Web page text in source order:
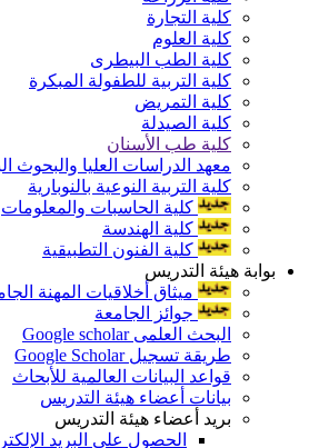
كلية التجارة
كلية العلوم
كلية الطب البيطرى
كلية التربية للطفولة المبكرة
كلية التمريض
كلية الصيدلة
كلية طب الأسنان
معهد الدراسات العليا والبحوث
كلية التربية النوعية بالنوبارية
كلية الحاسبات والمعلومات
كلية الهندسة
كلية الفنون التطبيقية
بوابة هيئة التدريس
ميثاق أخلاقيات المهنة
جوائز الجامعة
البحث العلمى Google scholar
طريقة تسجيل Google Scholar
قواعد البيانات العالمية للأبحاث
بيانات أعضاء هيئة التدريس
بريد أعضاء هيئة التدريس
الحصول على البريد